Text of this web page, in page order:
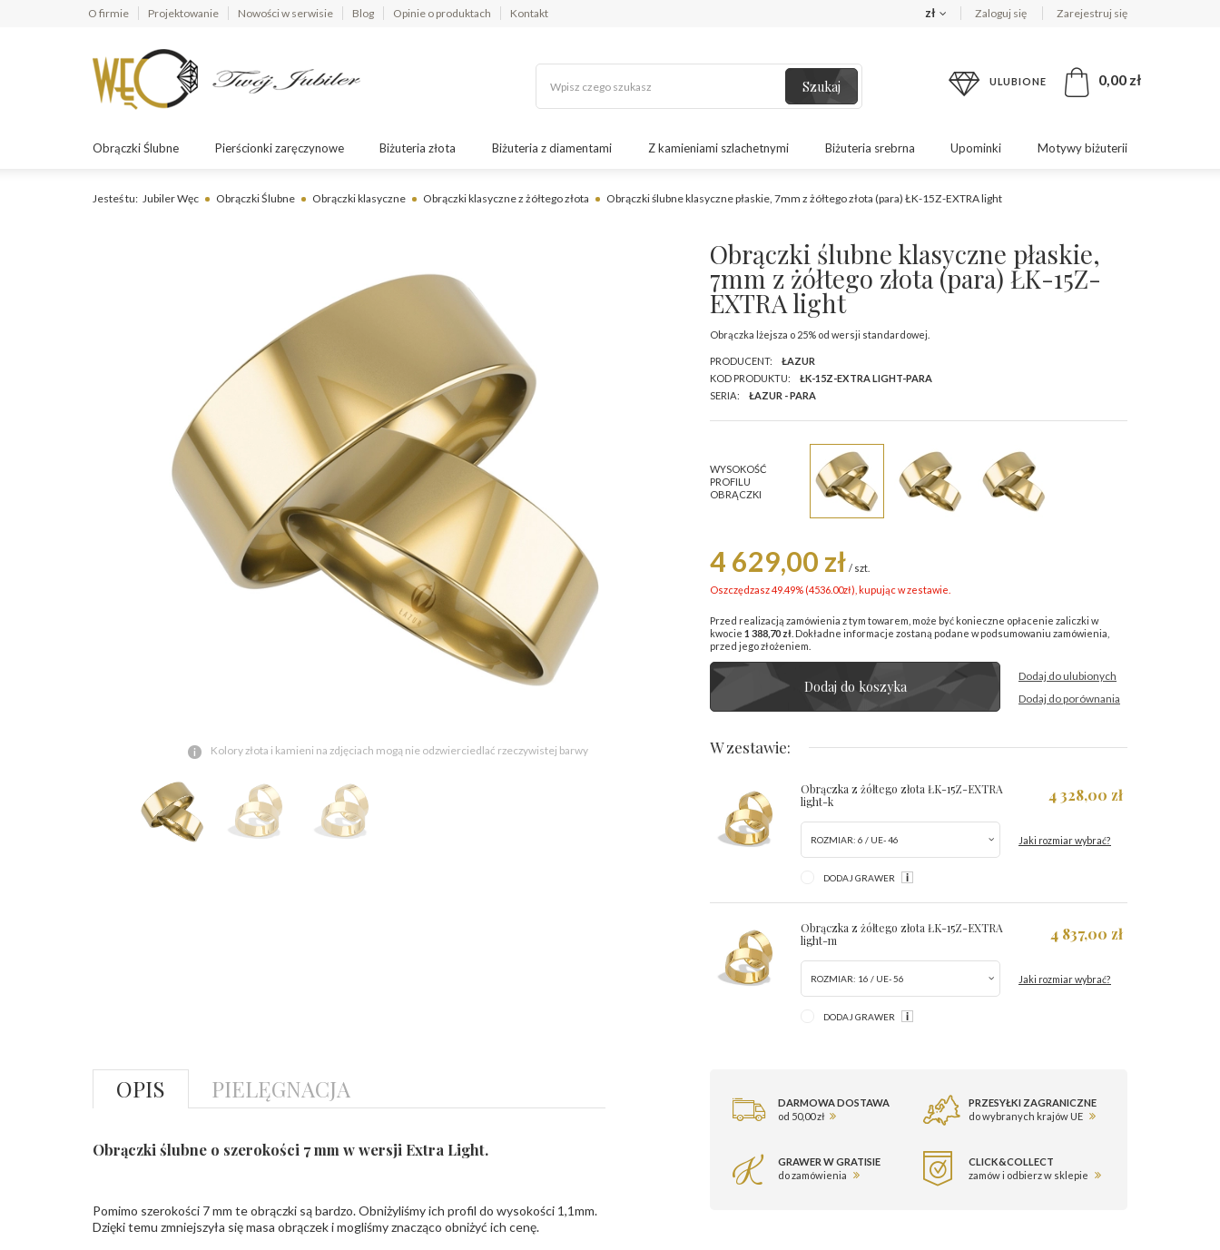
O firmie Projektowanie Nowości w serwisie Blog Opinie o produktach Kontakt zł Zaloguj się Zarejestruj się
Szukaj ULUBIONE 0,00 zł
Obrączki Ślubne Pierścionki zaręczynowe Biżuteria złota Biżuteria z diamentami Z kamieniami szlachetnymi Biżuteria srebrna Upominki Motywy biżuterii
Jesteś tu: Jubiler Węc Obrączki Ślubne Obrączki klasyczne Obrączki klasyczne z żółtego złota Obrączki ślubne klasyczne płaskie, 7mm z żółtego złota (para) ŁK-15Z-EXTRA light
Kolory złota i kamieni na zdjęciach mogą nie odzwierciedlać rzeczywistej barwy
Obrączki ślubne klasyczne płaskie,
7mm z żółtego złota (para) ŁK-15Z-
EXTRA light
Obrączka lżejsza o 25% od wersji standardowej.
PRODUCENT:
ŁAZUR
KOD PRODUKTU:
ŁK-15Z-EXTRA LIGHT-PARA
SERIA:
ŁAZUR - PARA
WYSOKOŚĆ
PROFILU
OBRĄCZKI
4 629,00 zł / szt.
Oszczędzasz 49.49% (4536.00zł), kupując w zestawie.
Przed realizacją zamówienia z tym towarem, może być konieczne opłacenie zaliczki w
kwocie 1 388,70 zł . Dokładne informacje zostaną podane w podsumowaniu zamówienia,
przed jego złożeniem.
Dodaj do koszyka
Dodaj do ulubionych
Dodaj do porównania
W zestawie:
Obrączka z żółtego złota ŁK-15Z-EXTRA
light-k
4 328,00 zł
ROZMIAR: 6 / UE- 46 Jaki rozmiar wybrać?
DODAJ GRAWER
Obrączka z żółtego złota ŁK-15Z-EXTRA
light-m
4 837,00 zł
ROZMIAR: 16 / UE- 56 Jaki rozmiar wybrać?
DODAJ GRAWER
DARMOWA DOSTAWA
od 50,00 zł
PRZESYŁKI ZAGRANICZNE
do wybranych krajów UE
GRAWER W GRATISIE
do zamówienia
CLICK&COLLECT
zamów i odbierz w sklepie
OPIS PIELĘGNACJA
Obrączki ślubne o szerokości 7 mm w wersji Extra Light.
Pomimo szerokości 7 mm te obrączki są bardzo. Obniżyliśmy ich profil do wysokości 1,1mm.
Dzięki temu zmniejszyła się masa obrączek i mogliśmy znacząco obniżyć ich cenę.